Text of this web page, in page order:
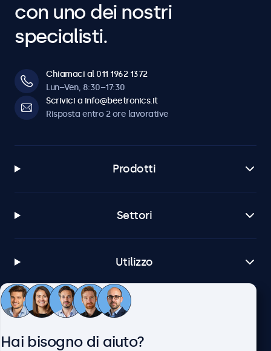
con uno dei nostri
specialisti.
Chiamaci al 011 1962 1372
Lun–Ven, 8:30–17:30
Scrivici a info@beetronics.it
Risposta entro 2 ore lavorative
Prodotti
Settori
Utilizzo
Servizio Clienti
Hai bisogno di aiuto?